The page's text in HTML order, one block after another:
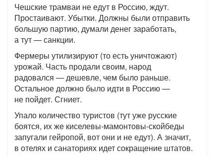
Чешские трамваи не едут в Россию, ждут.
Простаивают. Убытки. Должны были отправить
большую партию, думали денег заработать,
а тут — санкции.
Фермеры утилизируют (то есть уничтожают)
урожай. Часть продали своим, народ
радовался — дешевле, чем было раньше.
Остальное должно было идти в Россию —
не пойдет. Сгниет.
Упало количество туристов (тут уже русские
боятся, их же киселевы-мамонтовы-скойбеды
запугали гейропой, вот они и не едут). А значит,
в отелях и санаториях идет сокращение штатов.